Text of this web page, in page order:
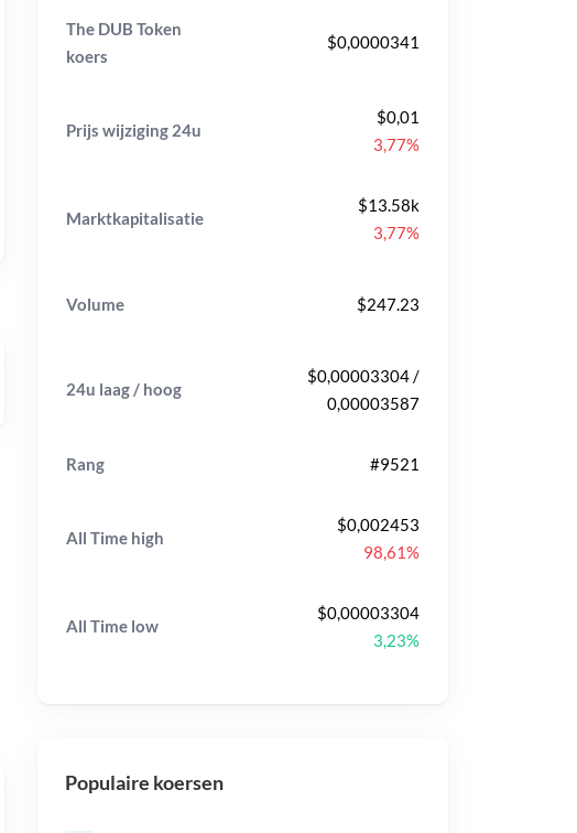
The DUB Token
koers
$0,0000341
Prijs wijziging 24u
$0,01
3,77%
Marktkapitalisatie
$13.58k
3,77%
Volume $247.23
24u laag / hoog
$0,00003304 /
0,00003587
Rang #9521
All Time high
$0,002453
98,61%
All Time low
$0,00003304
3,23%
Populaire koersen